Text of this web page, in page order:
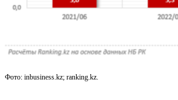
Фото: inbusiness.kz; ranking.kz.